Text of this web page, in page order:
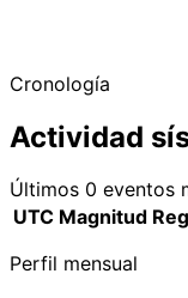
Cronología
Actividad
Últimos 0 eventos
UTC Magnitud
Perfil mensual